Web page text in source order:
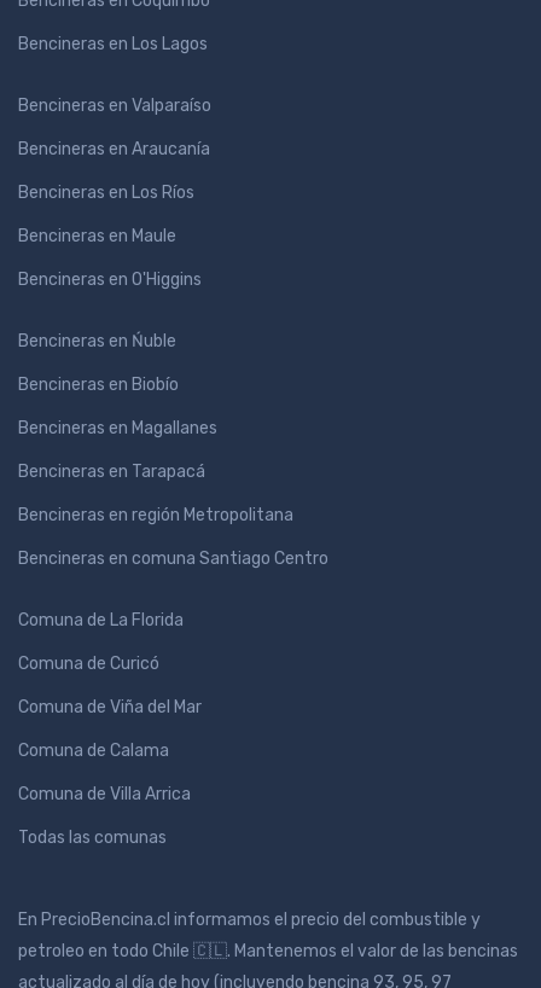
Bencineras en Los Lagos
Bencineras en Valparaíso
Bencineras en Araucanía
Bencineras en Los Ríos
Bencineras en Maule
Bencineras en O'Higgins
Bencineras en Ńuble
Bencineras en Biobío
Bencineras en Magallanes
Bencineras en Tarapacá
Bencineras en región Metropolitana
Bencineras en comuna Santiago Centro
Comuna de La Florida
Comuna de Curicó
Comuna de Viña del Mar
Comuna de Calama
Comuna de Villa Arrica
Todas las comunas
En PrecioBencina.cl informamos el precio del combustible y
petroleo en todo Chile 🇨🇱. Mantenemos el valor de las bencinas
actualizado al día de hoy (incluyendo bencina 93, 95, 97